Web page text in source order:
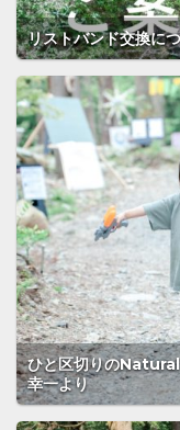
リストバンド交換に
ひと区切りの
幸一より